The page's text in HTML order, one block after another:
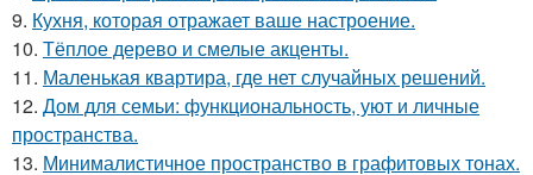
9. Кухня, которая отражает ваше настроение.
10. Тёплое дерево и смелые акценты.
11. Маленькая квартира, где нет случайных решений.
12. Дом для семьи: функциональность, уют и личные
пространства.
13. Минималистичное пространство в графитовых тонах.